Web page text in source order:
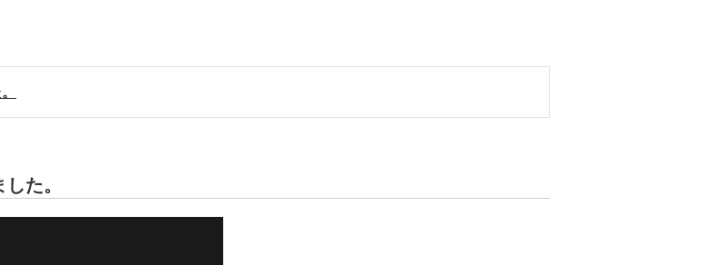
た。